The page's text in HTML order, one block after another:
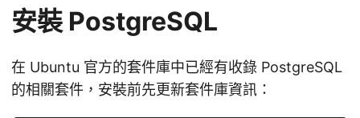
安裝 PostgreSQL
在 Ubuntu 官方的套件庫中已經有收錄 PostgreSQL
的相關套件，安裝前先更新套件庫資訊：